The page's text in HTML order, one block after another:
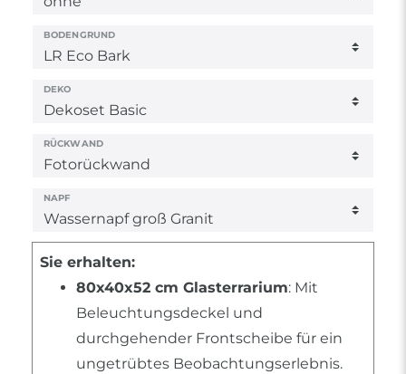
BODENGRUND
DEKO
RÜCKWAND
NAPF
Sie erhalten:
80x40x52 cm Glasterrarium: Mit
Beleuchtungsdeckel und
durchgehender Frontscheibe für ein
ungetrübtes Beobachtungserlebnis.